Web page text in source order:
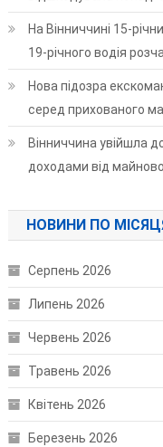
На Вінниччині 15-
19-річного водія
Нова підозра
серед прихованого
Вінниччина увійшла
доходами від
НОВИНИ ПО
Серпень 2026
Липень 2026
Червень 2026
Травень 2026
Квітень 2026
Березень 2026